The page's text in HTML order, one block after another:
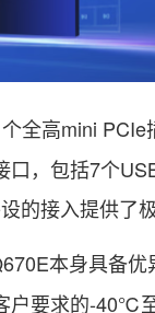
全高mini
，包括7个
的接入提供了
本身具备
户要求的-40℃